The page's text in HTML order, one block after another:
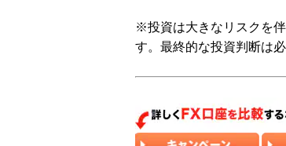
※投資は大きなリスクを
す。最終的な投資判断は